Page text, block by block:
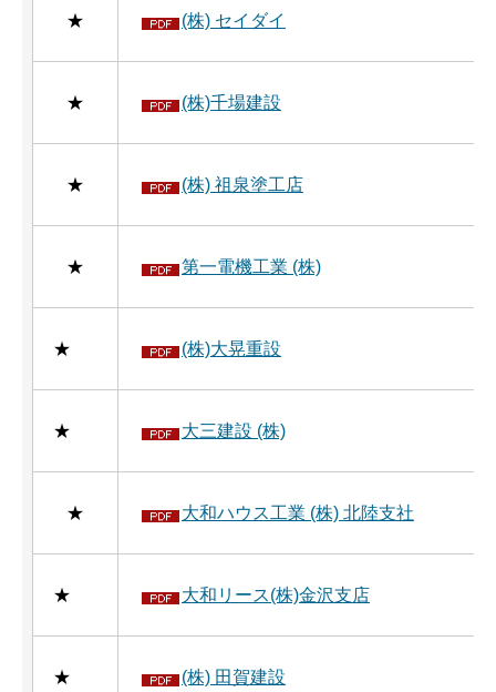
★ (株) セイダイ
★ (株)千場建設
★ (株) 祖泉塗工店
★ 第一電機工業 (株)
★ (株)大晃重設
★ 大三建設 (株)
★ 大和ハウス工業 (株) 北陸支社
★ 大和リース(株)金沢支店
★ (株) 田賀建設